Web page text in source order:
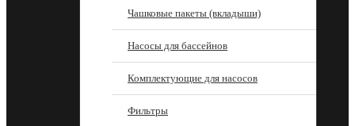
Чашковые пакеты (вкладыши)
Насосы для бассейнов
Комплектующие для насосов
Фильтры